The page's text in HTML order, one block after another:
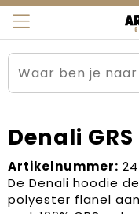
Sportkleding
Werkkleding
Kleding en textiel
Beurs en
Carnaval
Dag van de Zorg
Arnauld
Ons team
Contact
Blogs
Denali
Artikelnummer:
De Denali hoodie
polyester flanel